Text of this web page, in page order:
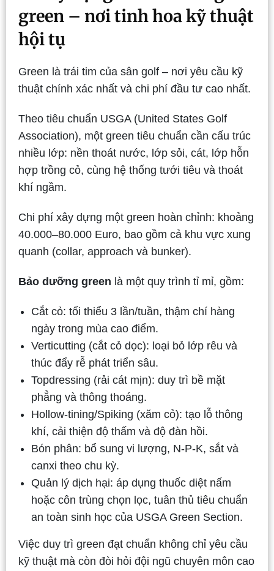
green – nơi tinh hoa kỹ thuật
hội tụ
Green là trái tim của sân golf – nơi yêu cầu kỹ
thuật chính xác nhất và chi phí đầu tư cao nhất.
Theo tiêu chuẩn USGA (United States Golf
Association), một green tiêu chuẩn cần cấu trúc
nhiều lớp: nền thoát nước, lớp sỏi, cát, lớp hỗn
hợp trồng cỏ, cùng hệ thống tưới tiêu và thoát
khí ngầm.
Chi phí xây dựng một green hoàn chỉnh: khoảng
40.000–80.000 Euro, bao gồm cả khu vực xung
quanh (collar, approach và bunker).
Bảo dưỡng green là một quy trình tỉ mỉ, gồm:
Cắt cỏ: tối thiểu 3 lần/tuần, thậm chí hàng
ngày trong mùa cao điểm.
Verticutting (cắt cỏ dọc): loại bỏ lớp rêu và
thúc đẩy rễ phát triển sâu.
Topdressing (rải cát mịn): duy trì bề mặt
phẳng và thông thoáng.
Hollow-tining/Spiking (xăm cỏ): tạo lỗ thông
khí, cải thiện độ thấm và độ đàn hồi.
Bón phân: bổ sung vi lượng, N-P-K, sắt và
canxi theo chu kỳ.
Quản lý dịch hại: áp dụng thuốc diệt nấm
hoặc côn trùng chọn lọc, tuân thủ tiêu chuẩn
an toàn sinh học của USGA Green Section.
Việc duy trì green đạt chuẩn không chỉ yêu cầu
kỹ thuật mà còn đòi hỏi đội ngũ chuyên môn cao